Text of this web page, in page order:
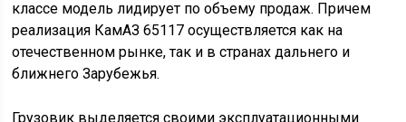
кабину старого образца. Ее отличали большой бампер,
обычно окрашиваемый в цвет кабины, классическая
радиаторная решетка и фары, интегрированные в
бампер. Специальные подножки облегчали попадание